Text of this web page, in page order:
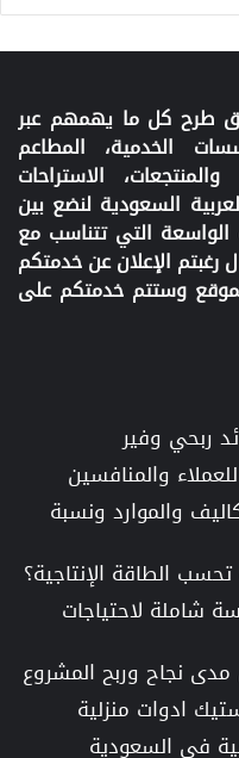
طرح كل ما يهمهم عبر
الخدمية، المطاعم
الاستراحات
السعودية لنضع بين
الواسعة التي تتناسب مع
رغبتم الإعلان عن خدمتكم
وستتم خدمتكم على
ربحي وفير
والمنافسين
والموارد ونسبة
الطاقة الإنتاجية؟
شاملة لاحتياجات
نجاح وربح المشروع
ادوات منزلية
في السعودية